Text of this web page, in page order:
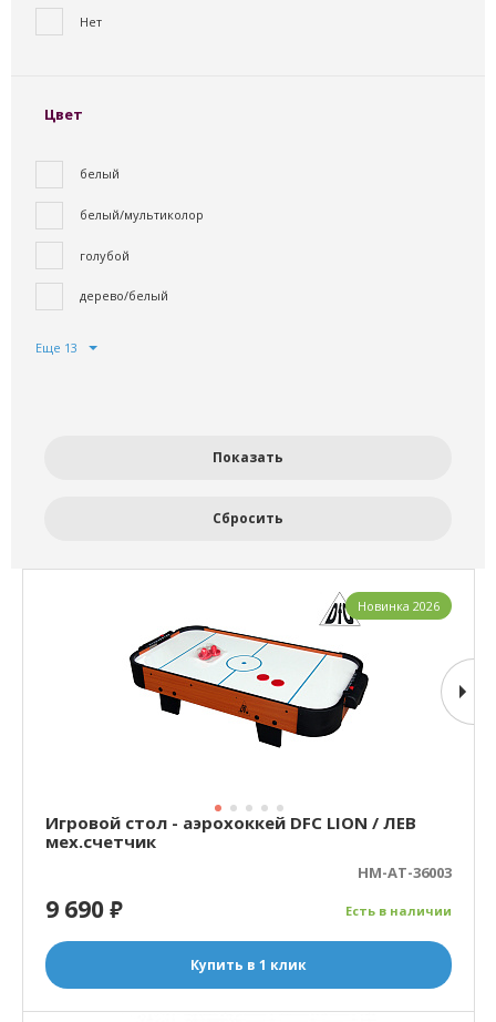
Нет
Цвет
белый
белый/мультиколор
голубой
дерево/белый
Еще 13
Игровой стол - аэрохоккей DFC LION / ЛЕВ
мех.счетчик
HM-AT-36003
Есть в наличии
9 690₽
Купить в 1 клик
Новинка 2026